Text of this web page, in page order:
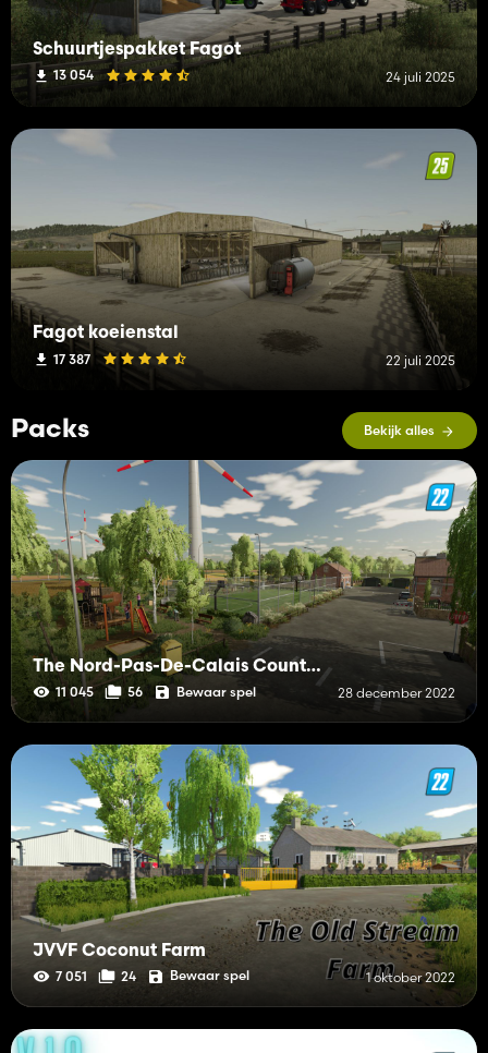
Schuurtjespakket Fagot
13 054 24 juli 2025
Fagot koeienstal
17 387 22 juli 2025
Packs Bekijk alles
The Nord-Pas-De-Calais Countryside
11 045 56 Bewaar spel 28 december 2022
JVVF Coconut Farm
7 051 24 Bewaar spel 1 oktober 2022